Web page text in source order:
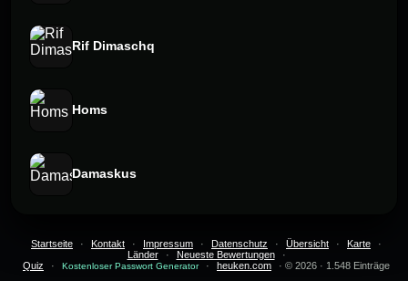
Rif Dimaschq
Homs
Damaskus
Startseite · Kontakt · Impressum · Datenschutz · Übersicht · Karte
·
Länder
· Neueste Bewertungen
·
Quiz
· Kostenloser Passwort Generator · heuken.com · © 2026 · 1.548 Einträge